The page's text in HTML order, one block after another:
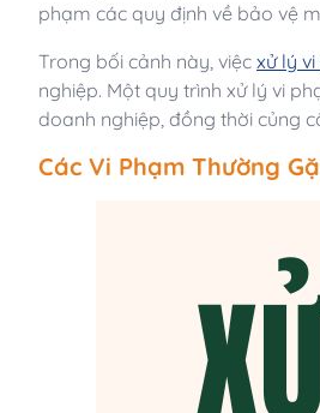
phạm các quy định về bảo vệ
Trong bối cảnh này, việc xử lý
nghiệp. Một quy trình xử lý vi
doanh nghiệp, đồng thời củng
Các Vi Phạm Thường